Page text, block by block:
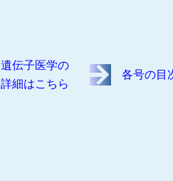
遺伝子医学の
詳細はこちら
各号の目